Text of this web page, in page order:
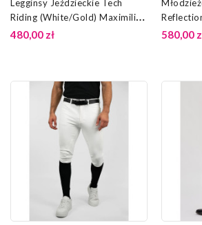
Legginsy Jeździeckie Tech
Riding (White/Gold) Maximilian
Equestrian
480,00 zł 580,00